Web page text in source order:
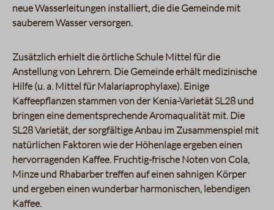
neue Wasserleitungen installiert, die die Gemeinde mit
sauberem Wasser versorgen.
Zusätzlich erhielt die örtliche Schule Mittel für die
Anstellung von Lehrern. Die Gemeinde erhält medizinische
Hilfe (u. a. Mittel für Malariaprophylaxe). Einige
Kaffeepflanzen stammen von der Kenia-Varietät SL28 und
bringen eine dementsprechende Aromaqualität mit. Die
SL28 Varietät, der sorgfältige Anbau im Zusammenspiel mit
natürlichen Faktoren wie der Höhenlage ergeben einen
hervorragenden Kaffee. Fruchtig-frische Noten von Cola,
Minze und Rhabarber treffen auf einen sahnigen Körper
und ergeben einen wunderbar harmonischen, lebendigen
Kaffee.